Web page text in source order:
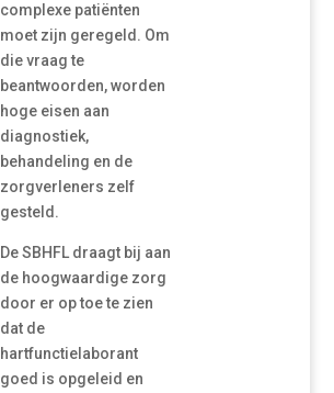
complexe patiënten
moet zijn geregeld. Om
die vraag te
beantwoorden, worden
hoge eisen aan
diagnostiek,
behandeling en de
zorgverleners zelf
gesteld.
De SBHFL draagt bij aan
de hoogwaardige zorg
door er op toe te zien
dat de
hartfunctielaborant
goed is opgeleid en